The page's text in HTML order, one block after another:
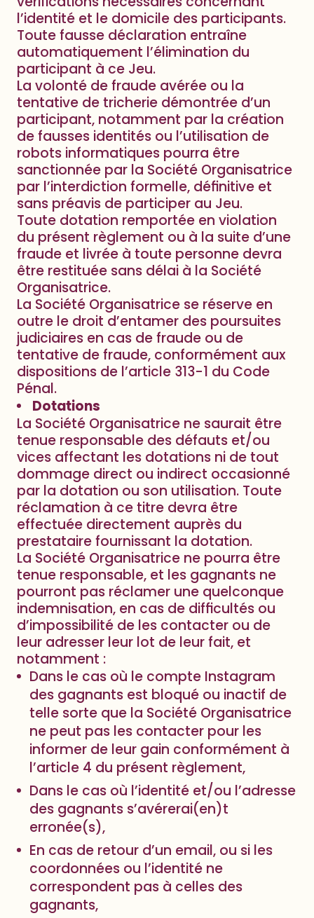
l’identité et le domicile des participants.
Toute fausse déclaration entraîne
automatiquement l’élimination du
participant à ce Jeu.
La volonté de fraude avérée ou la
tentative de tricherie démontrée d’un
participant, notamment par la création
de fausses identités ou l’utilisation de
robots informatiques pourra être
sanctionnée par la Société Organisatrice
par l’interdiction formelle, définitive et
sans préavis de participer au Jeu.
Toute dotation remportée en violation
du présent règlement ou à la suite d’une
fraude et livrée à toute personne devra
être restituée sans délai à la Société
Organisatrice.
La Société Organisatrice se réserve en
outre le droit d’entamer des poursuites
judiciaires en cas de fraude ou de
tentative de fraude, conformément aux
dispositions de l’article 313-1 du Code
Pénal.
Dotations
La Société Organisatrice ne saurait être
tenue responsable des défauts et/ou
vices affectant les dotations ni de tout
dommage direct ou indirect occasionné
par la dotation ou son utilisation. Toute
réclamation à ce titre devra être
effectuée directement auprès du
prestataire fournissant la dotation.
La Société Organisatrice ne pourra être
tenue responsable, et les gagnants ne
pourront pas réclamer une quelconque
indemnisation, en cas de difficultés ou
d’impossibilité de les contacter ou de
leur adresser leur lot de leur fait, et
notamment :
Dans le cas où le compte Instagram
des gagnants est bloqué ou inactif de
telle sorte que la Société Organisatrice
ne peut pas les contacter pour les
informer de leur gain conformément à
l’article 4 du présent règlement,
Dans le cas où l’identité et/ou l’adresse
des gagnants s’avérerai(en)t
erronée(s),
En cas de retour d’un email, ou si les
coordonnées ou l’identité ne
correspondent pas à celles des
gagnants,